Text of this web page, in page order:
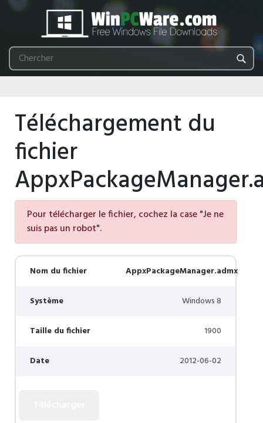
Téléchargement du
fichier
Pour télécharger le fichier, cochez la case "Je ne
suis pas un robot".
Nom du fichier AppxPackageManager.admx
Système Windows 8
Taille du fichier 1900
Date 2012-06-02